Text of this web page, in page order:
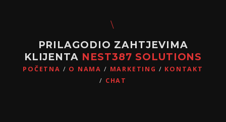
PRILAGODIO ZAHTJEVIMA
KLIJENTA NEST387 SOLUTIONS
POČETNA O NAMA MARKETING
KONTAKT
CHAT